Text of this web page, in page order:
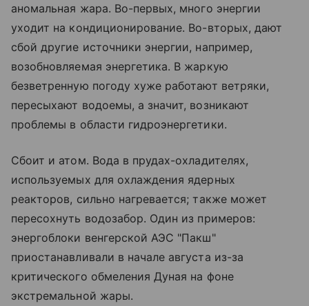
аномальная жара. Во-первых, много энергии
уходит на кондиционирование. Во-вторых, дают
сбой другие источники энергии, например,
возобновляемая энергетика. В жаркую
безветренную погоду хуже работают ветряки,
пересыхают водоемы, а значит, возникают
проблемы в области гидроэнергетики.
Сбоит и атом. Вода в прудах-охладителях,
используемых для охлаждения ядерных
реакторов, сильно нагревается; также может
пересохнуть водозабор. Один из примеров:
энергоблоки венгерской АЭС "Пакш"
приостанавливали в начале августа из-за
критического обмеления Дуная на фоне
экстремальной жары.